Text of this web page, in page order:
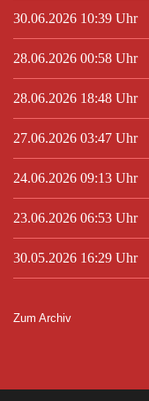
30.06.2026 10:39 Uhr
28.06.2026 00:58 Uhr
28.06.2026 18:48 Uhr
27.06.2026 03:47 Uhr
24.06.2026 09:13 Uhr
23.06.2026 06:53 Uhr
30.05.2026 16:29 Uhr
Zum Archiv